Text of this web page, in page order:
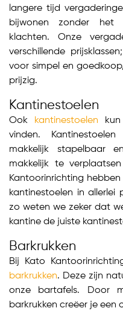
langere tijd
bijwonen zonder het
klachten. Onze
verschillende
voor simpel en
prijzig.
Kantinestoelen
Ook kantinestoelen
vinden.
makkelijk stapelbaar
makkelijk te
Kantoorinrichting
kantinestoelen in allerlei
zo weten we zeker dat
kantine de juiste
Barkrukken
Bij Kato
barkrukken. Deze zijn
onze bartafels. Door
barkrukken creëer je een